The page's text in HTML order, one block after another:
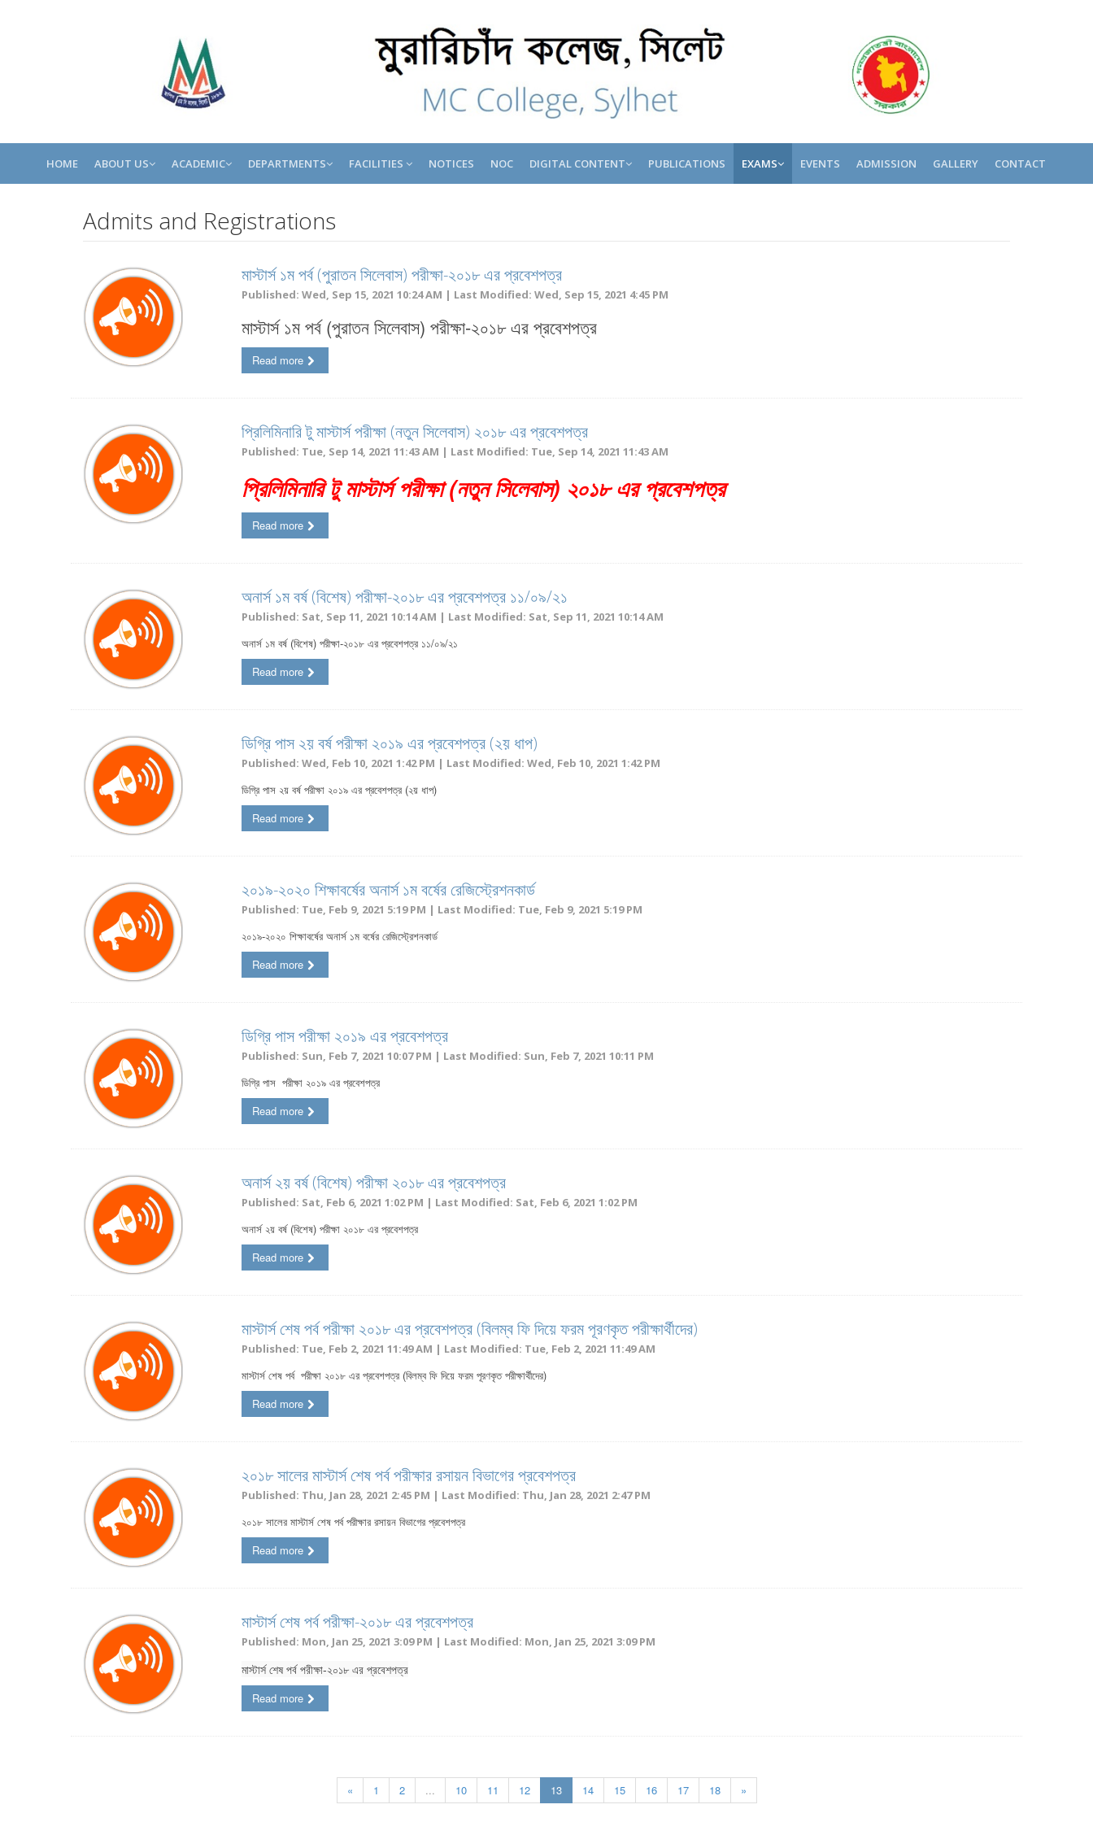
HOME ABOUT US ACADEMIC DEPARTMENTS FACILITIES NOTICES NOC DIGITAL CONTENT PUBLICATIONS EXAMS EVENTS ADMISSION GALLERY CONTACT
Admits and Registrations
মাস্টার্স ১ম পর্ব (পুরাতন সিলেবাস) পরীক্ষা-২০১৮ এর প্রবেশপত্র
Published: Wed, Sep 15, 2021 10:24 AM | Last Modified: Wed, Sep 15, 2021 4:45 PM
মাস্টার্স ১ম পর্ব (পুরাতন সিলেবাস) পরীক্ষা-২০১৮ এর প্রবেশপত্র
Read more
প্রিলিমিনারি টু মাস্টার্স পরীক্ষা (নতুন সিলেবাস) ২০১৮ এর প্রবেশপত্র
Published: Tue, Sep 14, 2021 11:43 AM | Last Modified: Tue, Sep 14, 2021 11:43 AM
প্রিলিমিনারি টু মাস্টার্স পরীক্ষা (নতুন সিলেবাস) ২০১৮ এর প্রবেশপত্র
Read more
অনার্স ১ম বর্ষ (বিশেষ) পরীক্ষা-২০১৮ এর প্রবেশপত্র ১১/০৯/২১
Published: Sat, Sep 11, 2021 10:14 AM | Last Modified: Sat, Sep 11, 2021 10:14 AM
অনার্স ১ম বর্ষ (বিশেষ) পরীক্ষা-২০১৮ এর প্রবেশপত্র ১১/০৯/২১
Read more
ডিগ্রি পাস ২য় বর্ষ পরীক্ষা ২০১৯ এর প্রবেশপত্র (২য় ধাপ)
Published: Wed, Feb 10, 2021 1:42 PM | Last Modified: Wed, Feb 10, 2021 1:42 PM
ডিগ্রি পাস ২য় বর্ষ পরীক্ষা ২০১৯ এর প্রবেশপত্র (২য় ধাপ)
Read more
২০১৯-২০২০ শিক্ষাবর্ষের অনার্স ১ম বর্ষের রেজিস্ট্রেশনকার্ড
Published: Tue, Feb 9, 2021 5:19 PM | Last Modified: Tue, Feb 9, 2021 5:19 PM
২০১৯-২০২০ শিক্ষাবর্ষের অনার্স ১ম বর্ষের রেজিস্ট্রেশনকার্ড
Read more
ডিগ্রি পাস পরীক্ষা ২০১৯ এর প্রবেশপত্র
Published: Sun, Feb 7, 2021 10:07 PM | Last Modified: Sun, Feb 7, 2021 10:11 PM
ডিগ্রি পাস পরীক্ষা ২০১৯ এর প্রবেশপত্র
Read more
অনার্স ২য় বর্ষ (বিশেষ) পরীক্ষা ২০১৮ এর প্রবেশপত্র
Published: Sat, Feb 6, 2021 1:02 PM | Last Modified: Sat, Feb 6, 2021 1:02 PM
অনার্স ২য় বর্ষ (বিশেষ) পরীক্ষা ২০১৮ এর প্রবেশপত্র
Read more
মাস্টার্স শেষ পর্ব পরীক্ষা ২০১৮ এর প্রবেশপত্র (বিলম্ব ফি দিয়ে ফরম পূরণকৃত পরীক্ষার্থীদের)
Published: Tue, Feb 2, 2021 11:49 AM | Last Modified: Tue, Feb 2, 2021 11:49 AM
মাস্টার্স শেষ পর্ব পরীক্ষা ২০১৮ এর প্রবেশপত্র (বিলম্ব ফি দিয়ে ফরম পূরণকৃত পরীক্ষার্থীদের)
Read more
২০১৮ সালের মাস্টার্স শেষ পর্ব পরীক্ষার রসায়ন বিভাগের প্রবেশপত্র
Published: Thu, Jan 28, 2021 2:45 PM | Last Modified: Thu, Jan 28, 2021 2:47 PM
২০১৮ সালের মাস্টার্স শেষ পর্ব পরীক্ষার রসায়ন বিভাগের প্রবেশপত্র
Read more
মাস্টার্স শেষ পর্ব পরীক্ষা-২০১৮ এর প্রবেশপত্র
Published: Mon, Jan 25, 2021 3:09 PM | Last Modified: Mon, Jan 25, 2021 3:09 PM
মাস্টার্স শেষ পর্ব পরীক্ষা-২০১৮ এর প্রবেশপত্র
Read more
« 1 2 ... 10 11 12 13 14 15 16 17 18 »